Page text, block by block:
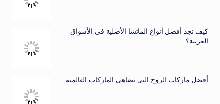
كيف تجد أفضل أنواع الماتشا الأصلية في الأسواق
العربية؟
أفضل ماركات الروج التي تضاهي الماركات العالمية